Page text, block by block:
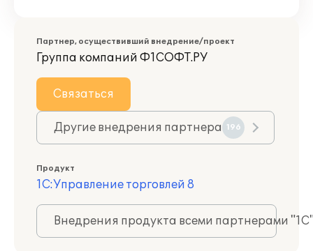
Партнер, осуществивший внедрение/проект
Группа компаний Ф1СОФТ.РУ
Связаться
Другие внедрения партнера 196
Продукт
1С:Управление торговлей 8
Внедрения продукта всеми партнерами